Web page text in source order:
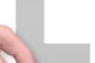
info@diamondline.lt